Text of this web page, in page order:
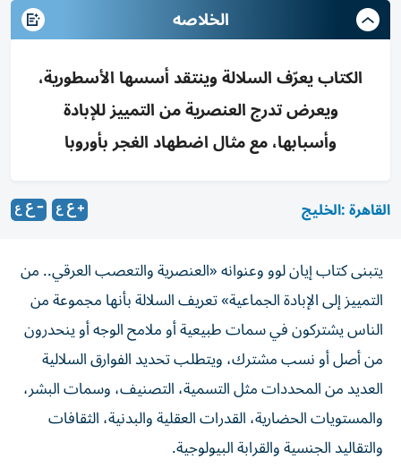
الخلاصه
الكتاب يعرّف السلالة وينتقد أسسها الأسطورية،
ويعرض تدرج العنصرية من التمييز للإبادة
وأسبابها، مع مثال اضطهاد الغجر بأوروبا
القاهرة :الخليج
يتبنى كتاب إيان لوو وعنوانه «العنصرية والتعصب العرقي.. من
التمييز إلى الإبادة الجماعية» تعريف السلالة بأنها مجموعة من
الناس يشتركون في سمات طبيعية أو ملامح الوجه أو ينحدرون
من أصل أو نسب مشترك، ويتطلب تحديد الفوارق السلالية
العديد من المحددات مثل التسمية، التصنيف، وسمات البشر،
والمستويات الحضارية، القدرات العقلية والبدنية، الثقافات
والتقاليد الجنسية والقرابة البيولوجية.